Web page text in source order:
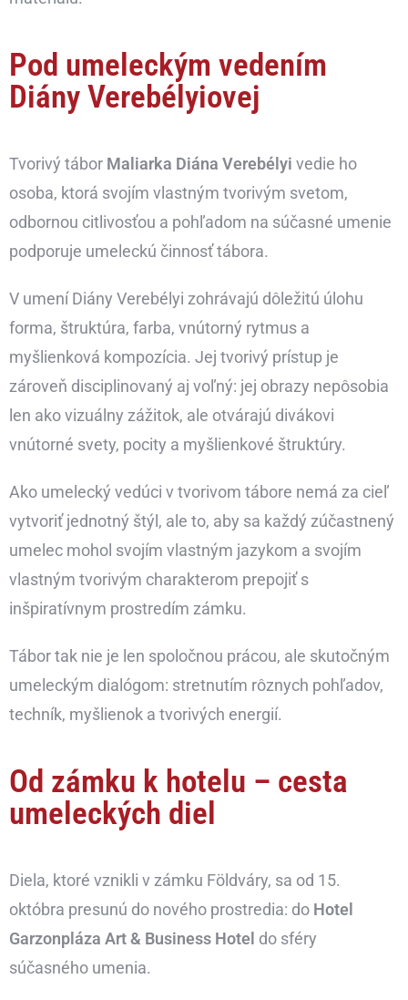
Pod umeleckým vedením
Diány Verebélyiovej
Tvorivý tábor Maliarka Diána Verebélyi vedie ho
osoba, ktorá svojím vlastným tvorivým svetom,
odbornou citlivosťou a pohľadom na súčasné umenie
podporuje umeleckú činnosť tábora.
V umení Diány Verebélyi zohrávajú dôležitú úlohu
forma, štruktúra, farba, vnútorný rytmus a
myšlienková kompozícia. Jej tvorivý prístup je
zároveň disciplinovaný aj voľný: jej obrazy nepôsobia
len ako vizuálny zážitok, ale otvárajú divákovi
vnútorné svety, pocity a myšlienkové štruktúry.
Ako umelecký vedúci v tvorivom tábore nemá za cieľ
vytvoriť jednotný štýl, ale to, aby sa každý zúčastnený
umelec mohol svojím vlastným jazykom a svojím
vlastným tvorivým charakterom prepojiť s
inšpiratívnym prostredím zámku.
Tábor tak nie je len spoločnou prácou, ale skutočným
umeleckým dialógom: stretnutím rôznych pohľadov,
techník, myšlienok a tvorivých energií.
Od zámku k hotelu – cesta
umeleckých diel
Diela, ktoré vznikli v zámku Földváry, sa od 15.
októbra presunú do nového prostredia: do Hotel
Garzonpláza Art & Business Hotel do sféry
súčasného umenia.